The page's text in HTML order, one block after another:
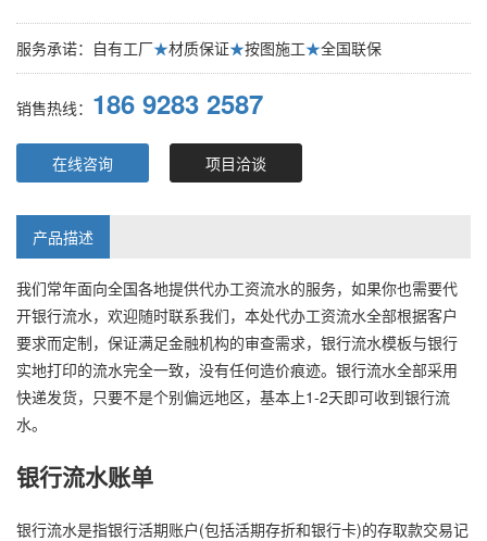
服务承诺：自有工厂★材质保证★按图施工★全国联保
销售热线： 186 9283 2587
在线咨询 项目洽谈
产品描述
我们常年面向全国各地提供代办工资流水的服务，如果你也需要代
开银行流水，欢迎随时联系我们，本处代办工资流水全部根据客户
要求而定制，保证满足金融机构的审查需求，银行流水模板与银行
实地打印的流水完全一致，没有任何造价痕迹。银行流水全部采用
快递发货，只要不是个别偏远地区，基本上1-2天即可收到银行流
水。
银行流水账单
银行流水是指银行活期账户(包括活期存折和银行卡)的存取款交易记